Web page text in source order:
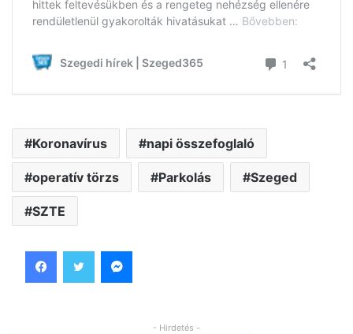
Koronavírus napi összefoglaló
operatív törzs Parkolás Szeged
SZTE
- Hirdetés -